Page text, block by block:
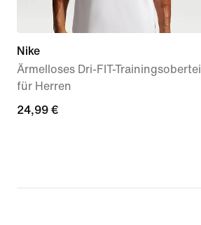
Nike
Ärmelloses Dri-FIT-Trainingsoberteil
für Herren
24,99 €
24,99 €